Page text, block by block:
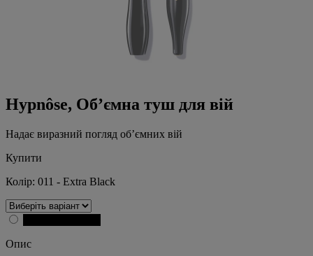
Hypnôse, Об’ємна туш для вій
Надає виразний погляд об’ємних вій
Купити
Колір: 011 - Extra Black
Опис